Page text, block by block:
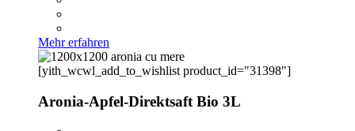
Mehr erfahren
[yith_wcwl_add_to_wishlist product_id="31398"]
Aronia-Apfel-Direktsaft Bio 3L